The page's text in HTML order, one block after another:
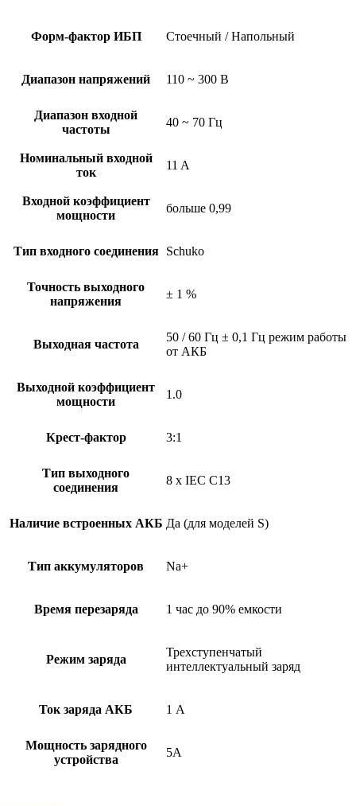
Форм-фактор ИБП Стоечный / Напольный
Диапазон напряжений 110 ~ 300 В
Диапазон входной
частоты
40 ~ 70 Гц
Номинальный входной
ток
11 A
Входной коэффициент
мощности
больше 0,99
Тип входного соединения Schuko
Точность выходного
напряжения
± 1 %
Выходная частота
50 / 60 Гц ± 0,1 Гц режим работы
от АКБ
Выходной коэффициент
мощности
1.0
Крест-фактор 3:1
Тип выходного
соединения
8 x IEC C13
Наличие встроенных АКБ Да (для моделей S)
Тип аккумуляторов Na+
Время перезаряда 1 час до 90% емкости
Режим заряда
Трехступенчатый
интеллектуальный заряд
Ток заряда АКБ 1 А
Мощность зарядного
устройства
5A